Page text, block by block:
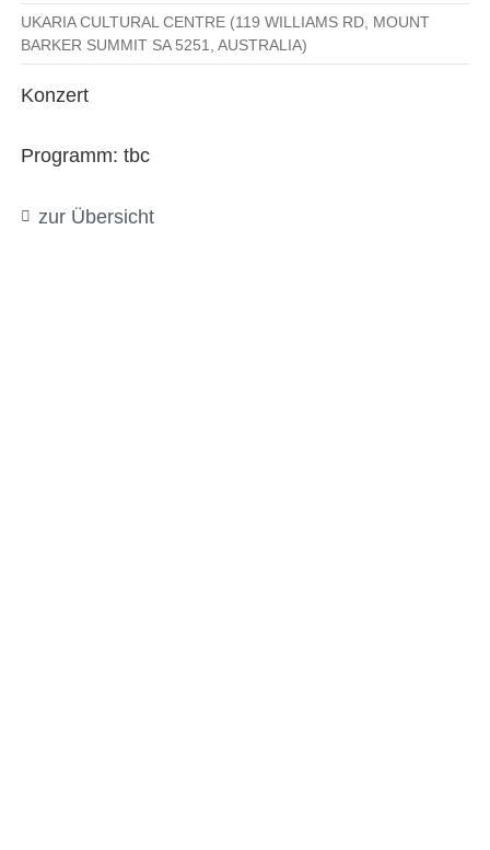
UKARIA CULTURAL CENTRE (119 WILLIAMS RD, MOUNT
BARKER SUMMIT SA 5251, AUSTRALIA)
Konzert
Programm: tbc
zur Übersicht